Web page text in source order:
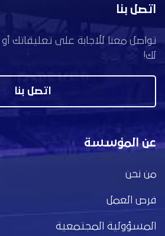
اتصل بنا
تواصل معنا للاجابة على تعليقاتك
لك!
اتصل بنا
عن المؤسسة
من نحن
فرص العمل
المسؤولية المجتمعية